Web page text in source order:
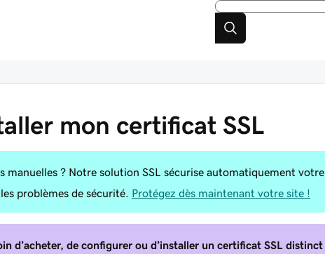
mon certificat SSL
manuelles ? Notre solution SSL sécurise automatiquement votre
problèmes de sécurité. Protégez dès maintenant votre site !
d’acheter, de configurer ou d’installer un certificat SSL distinct